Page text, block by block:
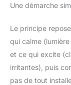
Une démarche
Le principe
qui calme
et ce qui excite
irritantes), puis
pas de tout